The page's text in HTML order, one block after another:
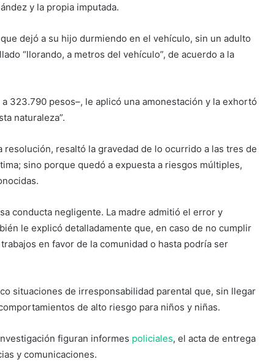
y la propia imputada.
dejó a su hijo durmiendo en el vehículo, sin un adulto
“llorando, a metros del vehículo”, de acuerdo a la
323.790 pesos–, le aplicó una amonestación y la exhortó
naturaleza”.
resolución, resaltó la gravedad de lo ocurrido a las tres de
sino porque quedó a expuesta a riesgos múltiples,
conducta negligente. La madre admitió el error y
le explicó detalladamente que, en caso de no cumplir
en favor de la comunidad o hasta podría ser
situaciones de irresponsabilidad parental que, sin llegar
de alto riesgo para niños y niñas.
figuran informes policiales, el acta de entrega
y comunicaciones.